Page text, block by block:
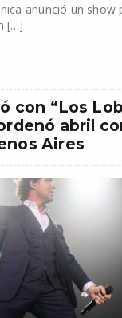
anunció un show
[…]
con “Los
abril
Aires